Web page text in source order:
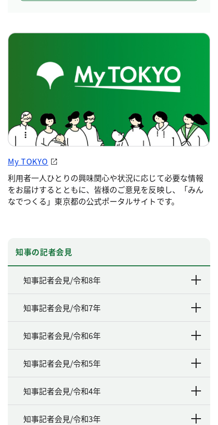
My TOKYO
利用者一人ひとりの興味関心や状況に応じて必要な情報
をお届けするとともに、皆様のご意見を反映し、「みん
なでつくる」東京都の公式ポータルサイトです。
知事の記者会見
知事記者会見/令和8年
知事記者会見/令和7年
知事記者会見/令和6年
知事記者会見/令和5年
知事記者会見/令和4年
知事記者会見/令和3年